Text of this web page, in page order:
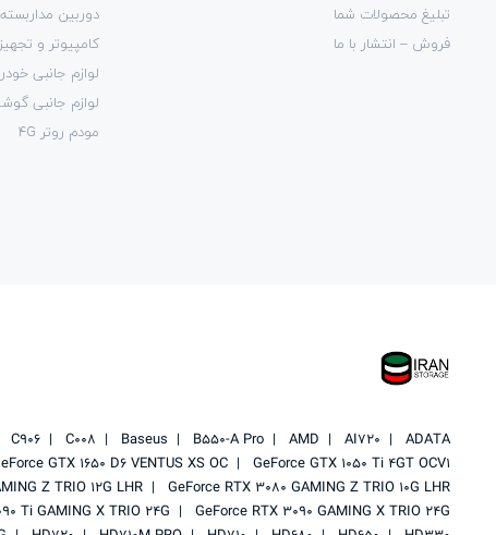
تبلیغ محصولات شما
فروش – انتشار با ما
دوربین مداربسته
کامپیوتر و
لوازم جانبی
لوازم جانبی
مودم روتر 4G
ADATA
AI720
AMD
B550-A Pro
Baseus
C008
C906
GeForce GTX 1050 Ti 4GT OCV1
GTX 1650 D6 VENTUS XS OC
GeForce RTX 3080 GAMING Z TRIO 10G LHR
Z TRIO 12G LHR
GeForce RTX 3090 GAMING X TRIO 24G
Ti GAMING X TRIO 24G